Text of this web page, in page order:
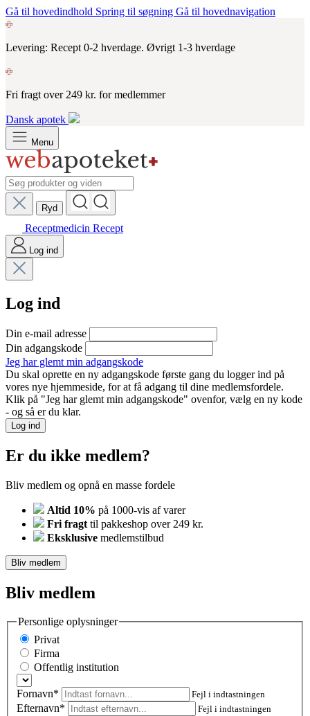
Gå til hovedindhold Spring til søgning Gå til hovednavigation
Levering: Recept 0-2 hverdage. Øvrigt 1-3 hverdage
Fri fragt over 249 kr. for medlemmer
Dansk apotek
Menu
Ryd
Receptmedicin Recept
Log ind
Log ind
Din e-mail adresse
Din adgangskode
Jeg har glemt min adgangskode
Du skal oprette en ny adgangskode første gang du logger ind på
vores nye hjemmeside, for at få adgang til dine medlemsfordele.
Klik på "Jeg har glemt min adgangskode" ovenfor, vælg en ny kode
- og så er du klar.
Log ind
Er du ikke medlem?
Bliv medlem og opnå en masse fordele
Altid 10% på 1000-vis af varer
Fri fragt til pakkeshop over 249 kr.
Eksklusive medlemstilbud
Bliv medlem
Bliv medlem
Personlige oplysninger
Privat
Firma
Offentlig institution
Fornavn* Fejl i indtastningen
Efternavn* Fejl i indtastningen